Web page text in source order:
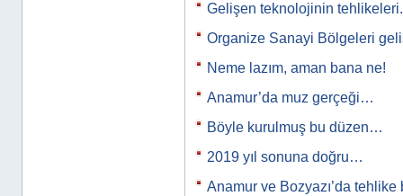
Gelişen teknolojinin
Organize Sanayi Bölgeleri
Neme lazım, aman bana ne!
Anamur’da muz gerçeği…
Böyle kurulmuş bu düzen…
2019 yıl sonuna doğru…
Anamur ve Bozyazı’da